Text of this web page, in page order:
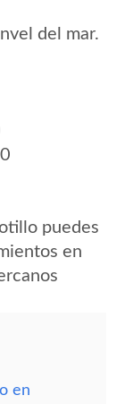
del mar.
puedes
en
en